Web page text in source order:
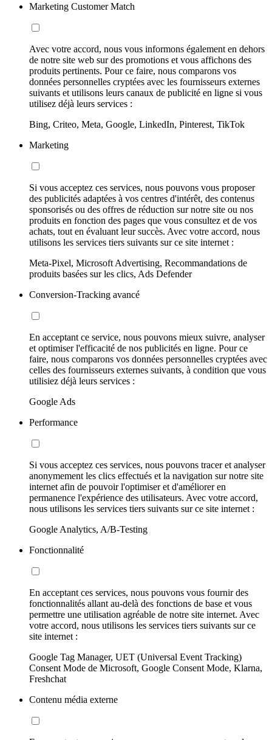
Marketing Customer Match
Avec votre accord, nous vous informons également en dehors
de notre site web sur des promotions et vous affichons des
produits pertinents. Pour ce faire, nous comparons vos
données personnelles cryptées avec les fournisseurs externes
suivants et utilisons leurs canaux de publicité en ligne si vous
utilisez déjà leurs services :
Bing, Criteo, Meta, Google, LinkedIn, Pinterest, TikTok
Marketing
Si vous acceptez ces services, nous pouvons vous proposer
des publicités adaptées à vos centres d'intérêt, des contenus
sponsorisés ou des offres de réduction sur notre site ou nos
produits en fonction des pages que vous consultez et de vos
achats, tout en évaluant leur succès. Avec votre accord, nous
utilisons les services tiers suivants sur ce site internet :
Meta-Pixel, Microsoft Advertising, Recommandations de
produits basées sur les clics, Ads Defender
Conversion-Tracking avancé
En acceptant ce service, nous pouvons mieux suivre, analyser
et optimiser l'efficacité de nos publicités en ligne. Pour ce
faire, nous comparons vos données personnelles cryptées avec
celles des fournisseurs externes suivants, à condition que vous
utilisiez déjà leurs services :
Google Ads
Performance
Si vous acceptez ces services, nous pouvons tracer et analyser
anonymement les clics effectués et la navigation sur notre site
internet afin de pouvoir l'optimiser et d'améliorer en
permanence l'expérience des utilisateurs. Avec votre accord,
nous utilisons les services tiers suivants sur ce site internet :
Google Analytics, A/B-Testing
Fonctionnalité
En acceptant ces services, nous pouvons vous fournir des
fonctionnalités allant au-delà des fonctions de base et vous
permettre une utilisation agréable de notre site internet. Avec
votre accord, nous utilisons les services tiers suivants sur ce
site internet :
Google Tag Manager, UET (Universal Event Tracking)
Consent Mode de Microsoft, Google Consent Mode, Klarna,
Freshchat
Contenu média externe